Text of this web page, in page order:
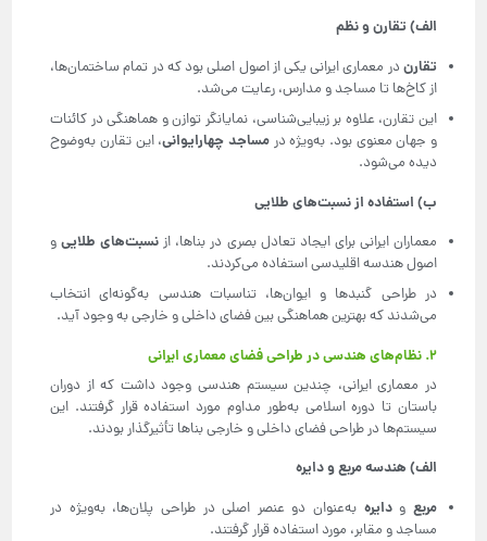
الف) تقارن و نظم
تقارن در معماری ایرانی یکی از اصول اصلی بود که در تمام ساختمان‌ها،
از کاخ‌ها تا مساجد و مدارس، رعایت می‌شد.
این تقارن، علاوه بر زیبایی‌شناسی، نمایانگر توازن و هماهنگی در کائنات
و جهان معنوی بود. به‌ویژه درمساجد چهارایوانی، این تقارن به‌وضوح
دیده می‌شود.
ب) استفاده از نسبت‌های طلایی
معماران ایرانی برای ایجاد تعادل بصری در بناها، از نسبت‌های طلاییو
اصول هندسه اقلیدسی استفاده می‌کردند.
در طراحی گنبدها و ایوان‌ها، تناسبات هندسی به‌گونه‌ای انتخاب
می‌شدند که بهترین هماهنگی بین فضای داخلی و خارجی به وجود آید.
۲. نظام‌های هندسی در طراحی فضای معماری ایرانی
در معماری ایرانی، چندین سیستم هندسی وجود داشت که از دوران
باستان تا دوره اسلامی به‌طور مداوم مورد استفاده قرار گرفتند. این
سیستم‌ها در طراحی فضای داخلی و خارجی بناها تأثیرگذار بودند.
الف) هندسه مربع و دایره
مربع ودایره به‌عنوان دو عنصر اصلی در طراحی پلان‌ها، به‌ویژه در
مساجد و مقابر، مورد استفاده قرار گرفتند.